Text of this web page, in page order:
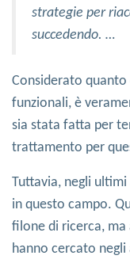
strategie per
succedendo. …
Considerato
funzionali, è
sia stata fatta per
trattamento per
Tuttavia, negli
in questo campo.
filone di ricerca, ma
hanno cercato